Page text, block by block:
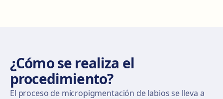
¿Cómo se realiza el
procedimiento?
El proceso de micropigmentación de labios se lleva a